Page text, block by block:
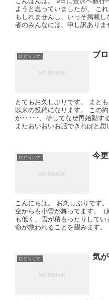
ようと思っていましたが、 こ
もしれませんし、いっそ掲載
者のみんなには、申し訳ありま
ひとりごと ブ
とてもお久しぶりです。 まと
以来の投稿になります。 この
か･････、そしてなぜ再始動す
またおいおいお話できればと思
ひとりごと 今
こんにちは。 お久しぶりです
空からも小雪が舞ってます。
も低く、雪が積もったりして
命が救われることを望みます。
ひとりごと 気